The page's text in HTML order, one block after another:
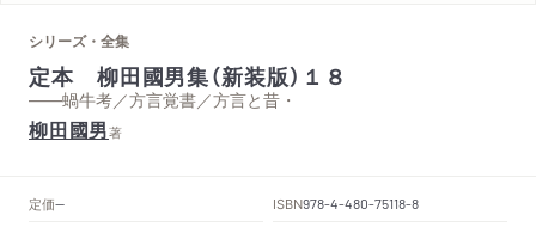
シリーズ・全集
定本 柳田國男集（新装版）１８
——蝸牛考／方言覚書／方言と昔・
柳田國男著
定価-- ISBN978-4-480-75118-8